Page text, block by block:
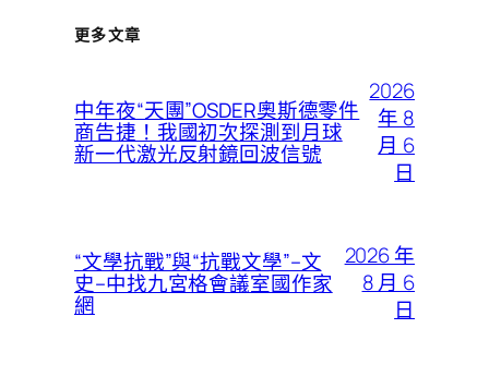
更多文章
中年夜“天團”OSDER奧斯德零件
商告捷！我國初次探測到月球
新一代激光反射鏡回波信號
2026
年 8
月 6
日
“文學抗戰”與“抗戰文學”–文
史–中找九宮格會議室國作家
網
2026 年
8 月 6
日